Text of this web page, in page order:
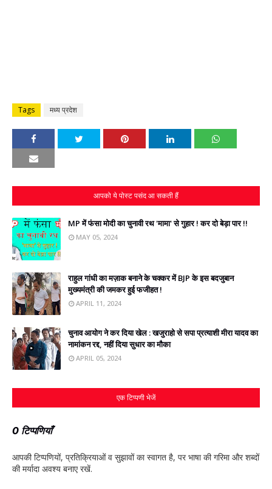
Tags मध्य प्रदेश
आपको ये पोस्ट पसंद आ सकती हैं
MP में फंसा मोदी का चुनावी रथ 'मामा' से गुहार ! कर दो बेड़ा पार !!
MAY 05, 2024
राहुल गांधी का मज़ाक बनाने के चक्‍कर में BJP के इस बदजुबान
मुख्‍यमंत्री की जमकर हुई फजीहत !
APRIL 11, 2024
चुनाव आयोग ने कर दिया खेल : खजुराहो से सपा प्रत्‍याशी मीरा यादव का
नामांकन रद्द, नहीं दिया सुधार का मौका
APRIL 05, 2024
एक टिप्पणी भेजें
0 टिप्पणियाँ
आपकी टिप्‍पणियों, प्रतिक्रियाओं व सुझावों का स्‍वागत है, पर भाषा की गरिमा और शब्‍दों
की मर्यादा अवश्‍य बनाए रखें.